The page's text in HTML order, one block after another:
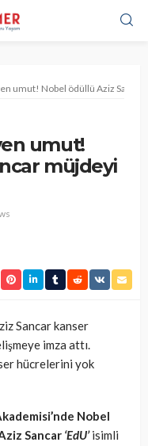
umut! Nobel ödüllü Aziz
umut!
müjdeyi
Sancar kanser
imza attı.
hücrelerini yok
Nobel
Sancar ‘EdU’isimli